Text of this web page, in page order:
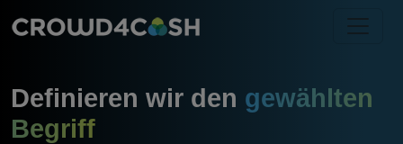
Definieren wir den gewählten
Begriff